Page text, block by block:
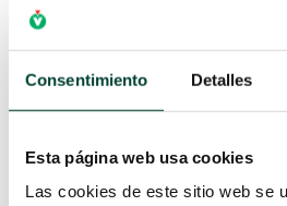
Consentimiento Detalles
Esta página web usa cookies
Las cookies de este sitio web se